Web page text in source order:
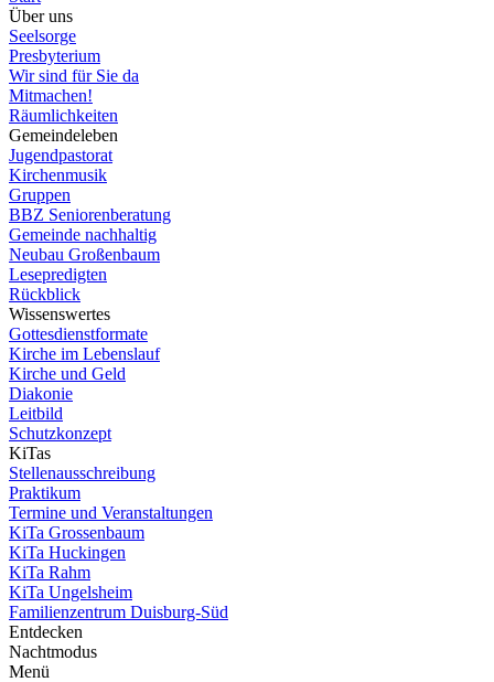
Über uns
Seelsorge
Presbyterium
Wir sind für Sie da
Mitmachen!
Räumlichkeiten
Gemeindeleben
Jugendpastorat
Kirchenmusik
Gruppen
BBZ Seniorenberatung
Gemeinde nachhaltig
Neubau Großenbaum
Lesepredigten
Rückblick
Wissenswertes
Gottesdienstformate
Kirche im Lebenslauf
Kirche und Geld
Diakonie
Leitbild
Schutzkonzept
KiTas
Stellenausschreibung
Praktikum
Termine und Veranstaltungen
KiTa Grossenbaum
KiTa Huckingen
KiTa Rahm
KiTa Ungelsheim
Familienzentrum Duisburg-Süd
Entdecken
Nachtmodus
Menü